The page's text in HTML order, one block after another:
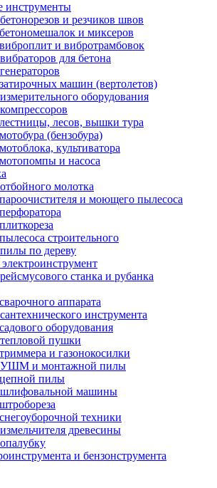
инструменты
и резчиков швов
и миксеров
и вибротрамбовок
для бетона
машин (вертолетов)
оборудования
лесов, вышки тура
(бензобура)
культиватора
и насоса
молотка
и моющего пылесоса
строительного
по дереву
станка и рубанка
аппарата
инструмента
оборудования
пушки
и газонокосилки
УШМ и монтажной пилы
пилы
машины
техники
древесины
и бензонструмента